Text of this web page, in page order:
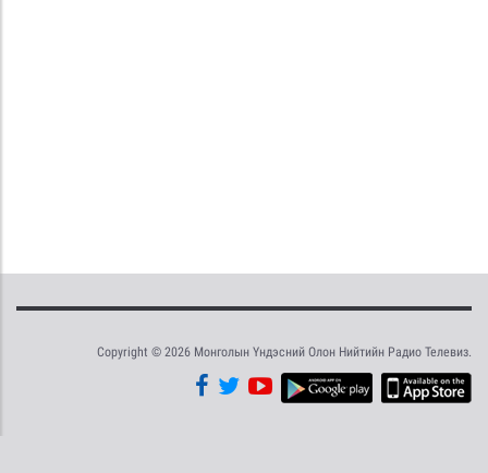
Copyright © 2026 Монголын Үндэсний Олон Нийтийн Радио Телевиз.